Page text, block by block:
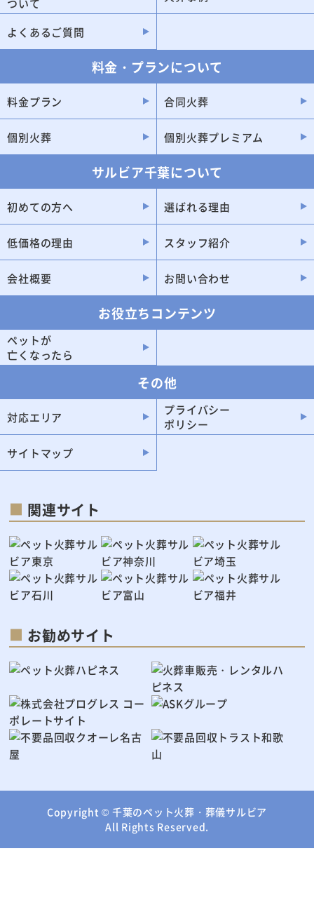
香取市
八街市
旭市
白井市
銚子市
富里市
山武市
大網白里市
館山市
富津市
いすみ市
匝瑳市
酒々井町
九十九里町
大多喜町
長南町
長柄町
芝山町
睦沢町
神崎町
ついて
よくあるご質問
料金・プランについて
料金プラン 合同火葬
個別火葬 個別火葬プレミアム
サルビア千葉について
初めての方へ 選ばれる理由
低価格の理由 スタッフ紹介
会社概要 お問い合わせ
お役立ちコンテンツ
ペットが
亡くなったら
その他
対応エリア
プライバシー
ポリシー
サイトマップ
関連サイト
お勧めサイト
Copyright © 千葉のペット火葬・葬儀サルビア
All Rights Reserved.